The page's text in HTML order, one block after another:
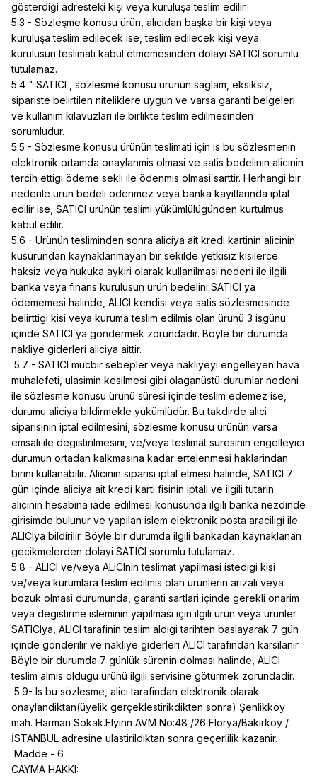
gösterdiği adresteki kişi veya kuruluşa teslim edilir.
5.3 - Sözleşme konusu ürün, alıcıdan başka bir kişi veya
kuruluşa teslim edilecek ise, teslim edilecek kişi veya
kurulusun teslimatı kabul etmemesinden dolayı SATICI sorumlu
tutulamaz.
5.4 " SATICI , sözlesme konusu ürünün saglam, eksiksiz,
sipariste belirtilen niteliklere uygun ve varsa garanti belgeleri
ve kullanim kilavuzlari ile birlikte teslim edilmesinden
sorumludur.
5.5 - Sözlesme konusu ürünün teslimati için is bu sözlesmenin
elektronik ortamda onaylanmis olmasi ve satis bedelinin alicinin
tercih ettigi ödeme sekli ile ödenmis olmasi sarttir. Herhangi bir
nedenle ürün bedeli ödenmez veya banka kayitlarinda iptal
edilir ise, SATICI ürünün teslimi yükümlülügünden kurtulmus
kabul edilir.
5.6 - Ürünün tesliminden sonra aliciya ait kredi kartinin alicinin
kusurundan kaynaklanmayan bir sekilde yetkisiz kisilerce
haksiz veya hukuka aykiri olarak kullanilmasi nedeni ile ilgili
banka veya finans kurulusun ürün bedelini SATICI ya
ödememesi halinde, ALICI kendisi veya satis sözlesmesinde
belirttigi kisi veya kuruma teslim edilmis olan ürünü 3 isgünü
içinde SATICI ya göndermek zorundadir. Böyle bir durumda
nakliye giderleri aliciya aittir.
5.7 - SATICI mücbir sebepler veya nakliyeyi engelleyen hava
muhalefeti, ulasimin kesilmesi gibi olaganüstü durumlar nedeni
ile sözlesme konusu ürünü süresi içinde teslim edemez ise,
durumu aliciya bildirmekle yükümlüdür. Bu takdirde alici
siparisinin iptal edilmesini, sözlesme konusu ürünün varsa
emsali ile degistirilmesini, ve/veya teslimat süresinin engelleyici
durumun ortadan kalkmasina kadar ertelenmesi haklarindan
birini kullanabilir. Alicinin siparisi iptal etmesi halinde, SATICI 7
gün içinde aliciya ait kredi karti fisinin iptali ve ilgili tutarin
alicinin hesabina iade edilmesi konusunda ilgili banka nezdinde
girisimde bulunur ve yapilan islem elektronik posta araciligi ile
ALICIya bildirilir. Böyle bir durumda ilgili bankadan kaynaklanan
gecikmelerden dolayi SATICI sorumlu tutulamaz.
5.8 - ALICI ve/veya ALICInin teslimat yapilmasi istedigi kisi
ve/veya kurumlara teslim edilmis olan ürünlerin arizali veya
bozuk olmasi durumunda, garanti sartlari içinde gerekli onarim
veya degistirme isleminin yapilmasi için ilgili ürün veya ürünler
SATICIya, ALICI tarafinin teslim aldigi tarihten baslayarak 7 gün
içinde gönderilir ve nakliye giderleri ALICI tarafindan karsilanir.
Böyle bir durumda 7 günlük sürenin dolmasi halinde, ALICI
teslim almis oldugu ürünü ilgili servisine götürmek zorundadir.
5.9- Is bu sözlesme, alici tarafindan elektronik olarak
onaylandiktan(üyelik gerçeklestirikdikten sonra) Şenlikköy
mah. Harman Sokak.Flyinn AVM No:48 /26 Florya/Bakırköy /
İSTANBUL adresine ulastirildiktan sonra geçerlilik kazanir.
Madde - 6
CAYMA HAKKI: